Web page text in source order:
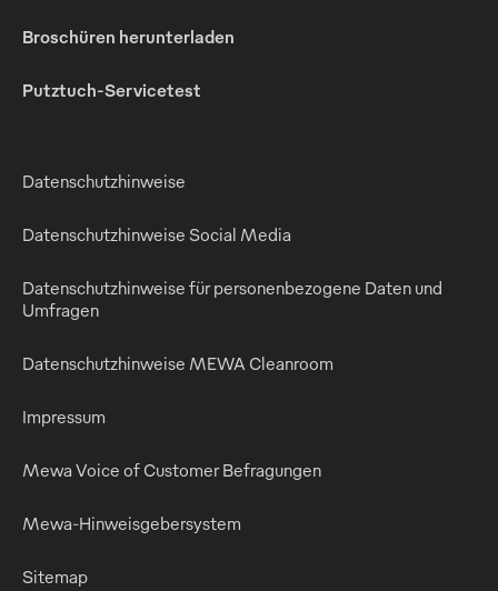
Broschüren herunterladen
Putztuch-Servicetest
Datenschutzhinweise
Datenschutzhinweise Social Media
Datenschutzhinweise für personenbezogene Daten und
Umfragen
Datenschutzhinweise MEWA Cleanroom
Impressum
Mewa Voice of Customer Befragungen
Mewa-Hinweisgebersystem
Sitemap